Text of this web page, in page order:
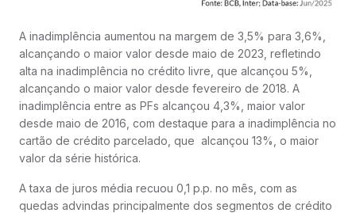
A inadimplência aumentou na margem de 3,5% para 3,6%,
alcançando o maior valor desde maio de 2023, refletindo
alta na inadimplência no crédito livre, que alcançou 5%,
alcançando o maior valor desde fevereiro de 2018. A
inadimplência entre as PFs alcançou 4,3%, maior valor
desde maio de 2016, com destaque para a inadimplência no
cartão de crédito parcelado, que alcançou 13%, o maior
valor da série histórica.
A taxa de juros média recuou 0,1 p.p. no mês, com as
quedas advindas principalmente dos segmentos de crédito